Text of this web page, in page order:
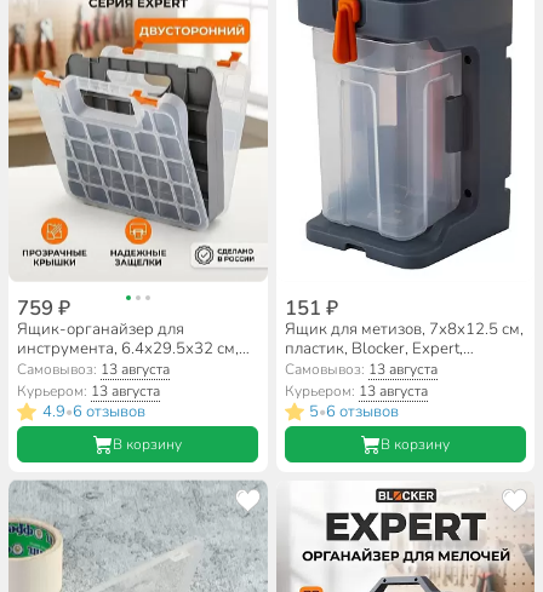
759 ₽
Ящик-органайзер для
инструмента, 6.4х29.5х32 см,
пластик, Blocker, Expert,
пластиковый замок,
двухсторонний, серо-свинцово-
оранжевый, BR383410026
Самовывоз: 13 августа
Курьером: 13 августа
4.9•6 отзывов
В корзину
151 ₽
Ящик для метизов, 7х8х12.5 см,
пластик, Blocker, Expert,
пластиковый замок, подвесной,
серо-свинцовый, оранжевый,
BR394510026
Самовывоз: 13 августа
Курьером: 13 августа
5•6 отзывов
В корзину